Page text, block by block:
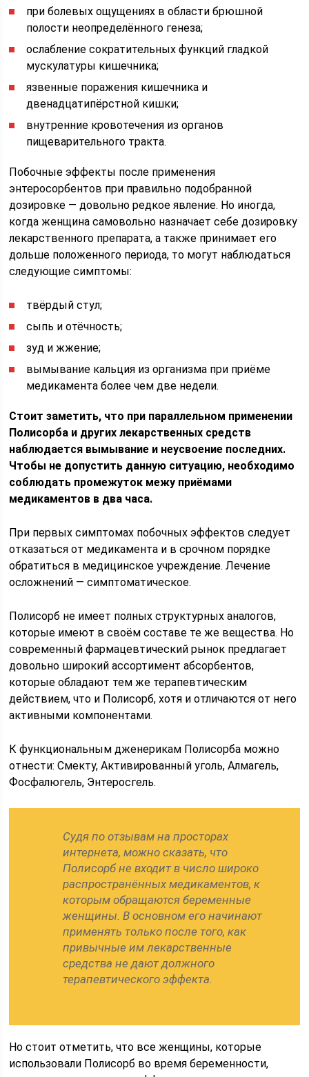
при болевых ощущениях в области брюшной
полости неопределённого генеза;
ослабление сократительных функций гладкой
мускулатуры кишечника;
язвенные поражения кишечника и
двенадцатипёрстной кишки;
внутренние кровотечения из органов
пищеварительного тракта.
Побочные эффекты после применения
энтеросорбентов при правильно подобранной
дозировке — довольно редкое явление. Но иногда,
когда женщина самовольно назначает себе дозировку
лекарственного препарата, а также принимает его
дольше положенного периода, то могут наблюдаться
следующие симптомы:
твёрдый стул;
сыпь и отёчность;
зуд и жжение;
вымывание кальция из организма при приёме
медикамента более чем две недели.
Стоит заметить, что при параллельном применении
Полисорба и других лекарственных средств
наблюдается вымывание и неусвоение последних.
Чтобы не допустить данную ситуацию, необходимо
соблюдать промежуток межу приёмами
медикаментов в два часа.
При первых симптомах побочных эффектов следует
отказаться от медикамента и в срочном порядке
обратиться в медицинское учреждение. Лечение
осложнений — симптоматическое.
Полисорб не имеет полных структурных аналогов,
которые имеют в своём составе те же вещества. Но
современный фармацевтический рынок предлагает
довольно широкий ассортимент абсорбентов,
которые обладают тем же терапевтическим
действием, что и Полисорб, хотя и отличаются от него
активными компонентами.
К функциональным дженерикам Полисорба можно
отнести: Смекту, Активированный уголь, Алмагель,
Фосфалюгель, Энтеросгель.
Судя по отзывам на просторах
интернета, можно сказать, что
Полисорб не входит в число широко
распространённых медикаментов, к
которым обращаются беременные
женщины. В основном его начинают
применять только после того, как
привычные им лекарственные
средства не дают должного
терапевтического эффекта.
Но стоит отметить, что все женщины, которые
использовали Полисорб во время беременности,